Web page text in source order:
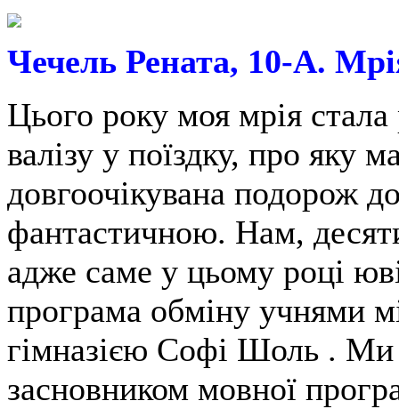
Чечель Рената, 10-A.
Цього року моя мрія
валізу у поїздку, про яку
довгоочікувана подорож
фантастичною. Нам,
адже саме у цьому році
програма обміну учнями
гімназією Софі Шоль . Ми
засновником мовної